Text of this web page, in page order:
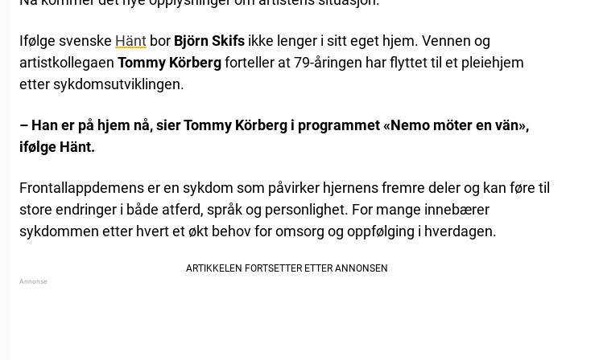
Ifølge svenske Hänt bor Björn Skifs ikke lenger i sitt eget hjem. Vennen og
artistkollegaen Tommy Körbergforteller at 79-åringen har flyttet til et pleiehjem
etter sykdomsutviklingen.
– Han er på hjem nå, sier Tommy Körberg i programmet «Nemo möter en vän»,
ifølge Hänt.
Frontallappdemens er en sykdom som påvirker hjernens fremre deler og kan føre til
store endringer i både atferd, språk og personlighet. For mange innebærer
sykdommen etter hvert et økt behov for omsorg og oppfølging i hverdagen.